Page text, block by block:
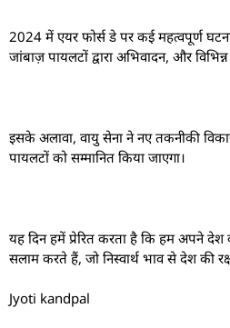
2024 में एयर फोर्स डे पर कई महत्वपूर्ण
जांबाज़ पायलटों द्वारा अभिवादन, और
इसके अलावा, वायु सेना ने नए तकनीकी
पायलटों को सम्मानित किया जाएगा।
यह दिन हमें प्रेरित करता है कि हम अपने देश
सलाम करते हैं, जो निस्वार्थ भाव से देश की
Jyoti kandpal